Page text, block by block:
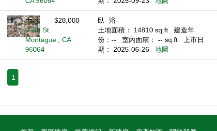
土地
$28,000
0 7th St.
Montague , CA
96064
臥- 浴-
土地面積： 14810 sq.ft
建造年
份：--
室內面積： -- sq.ft
上市日
期： 2025-06-26
地圖
1